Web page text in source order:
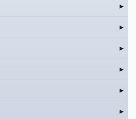
▸
▸
▸
▸
▸
▸